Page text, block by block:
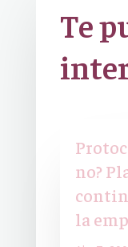
Te
no?
la